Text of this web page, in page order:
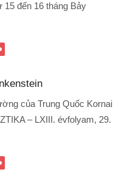
đến 16 tháng Bảy
của Trung Quốc Kornai
– LXIII. évfolyam, 29.